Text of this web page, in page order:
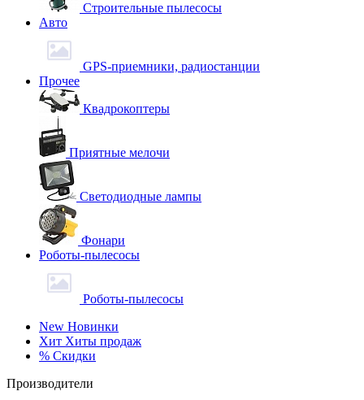
Строительные пылесосы
Авто
GPS-приемники, радиостанции
Прочее
Квадрокоптеры
Приятные мелочи
Светодиодные лампы
Фонари
Роботы-пылесосы
Роботы-пылесосы
New Новинки
Хит Хиты продаж
% Скидки
Производители